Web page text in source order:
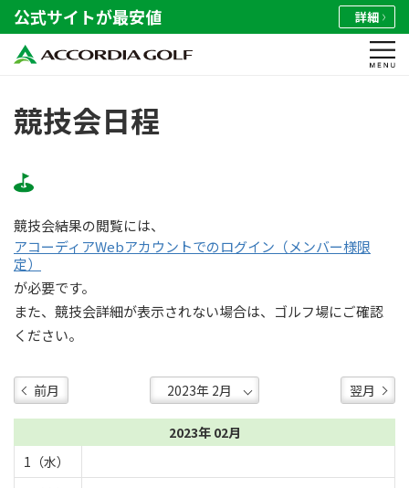
公式サイトが最安値 詳細
競技会日程
競技会結果の閲覧には、
アコーディアWebアカウントでのログイン（メンバー様限
定）
が必要です。
また、競技会詳細が表示されない場合は、ゴルフ場にご確認
ください。
前月 翌月
2023年 02月
1（水）